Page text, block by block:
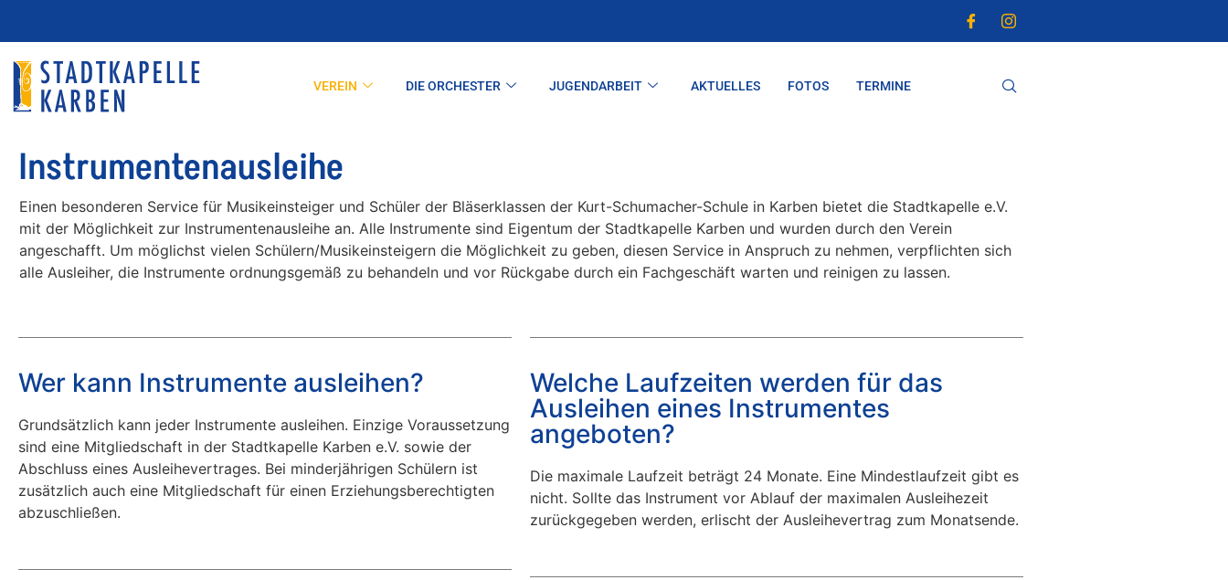
VEREIN DIE ORCHESTER JUGENDARBEIT AKTUELLES FOTOS TERMINE
Instrumentenausleihe
Einen besonderen Service für Musikeinsteiger und Schüler der Bläserklassen der Kurt-Schumacher-Schule in Karben bietet die Stadtkapelle e.V.
mit der Möglichkeit zur Instrumentenausleihe an. Alle Instrumente sind Eigentum der Stadtkapelle Karben und wurden durch den Verein
angeschafft. Um möglichst vielen Schülern/Musikeinsteigern die Möglichkeit zu geben, diesen Service in Anspruch zu nehmen, verpflichten sich
alle Ausleiher, die Instrumente ordnungsgemäß zu behandeln und vor Rückgabe durch ein Fachgeschäft warten und reinigen zu lassen.
Wer kann Instrumente ausleihen?
Grundsätzlich kann jeder Instrumente ausleihen. Einzige Voraussetzung
sind eine Mitgliedschaft in der Stadtkapelle Karben e.V. sowie der
Abschluss eines Ausleihevertrages. Bei minderjährigen Schülern ist
zusätzlich auch eine Mitgliedschaft für einen Erziehungsberechtigten
abzuschließen.
Welche Laufzeiten werden für das
Ausleihen eines Instrumentes
angeboten?
Die maximale Laufzeit beträgt 24 Monate. Eine Mindestlaufzeit gibt es
nicht. Sollte das Instrument vor Ablauf der maximalen Ausleihezeit
zurückgegeben werden, erlischt der Ausleihevertrag zum Monatsende.